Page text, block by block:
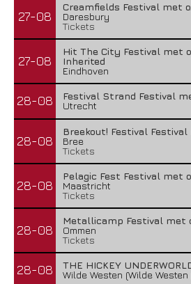
27-08
Creamfields Festival met
Daresbury
Tickets
27-08
Hit The City Festival met
Inherited
Eindhoven
28-08
Festival Strand Festival
Utrecht
28-08
Breekout! Festival
Bree
Tickets
28-08
Pelagic Fest Festival met
Maastricht
Tickets
28-08
Metallicamp Festival met
Ommen
Tickets
28-08
THE HICKEY
Wilde Westen (Wilde Westen